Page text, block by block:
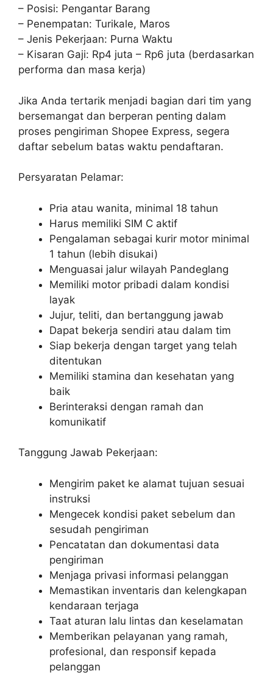
– Posisi: Pengantar Barang
– Penempatan: Turikale, Maros
– Jenis Pekerjaan: Purna Waktu
– Kisaran Gaji: Rp4 juta – Rp6 juta (berdasarkan
performa dan masa kerja)
Jika Anda tertarik menjadi bagian dari tim yang
bersemangat dan berperan penting dalam
proses pengiriman Shopee Express, segera
daftar sebelum batas waktu pendaftaran.
Persyaratan Pelamar:
Pria atau wanita, minimal 18 tahun
Harus memiliki SIM C aktif
Pengalaman sebagai kurir motor minimal
1 tahun (lebih disukai)
Menguasai jalur wilayah Pandeglang
Memiliki motor pribadi dalam kondisi
layak
Jujur, teliti, dan bertanggung jawab
Dapat bekerja sendiri atau dalam tim
Siap bekerja dengan target yang telah
ditentukan
Memiliki stamina dan kesehatan yang
baik
Berinteraksi dengan ramah dan
komunikatif
Tanggung Jawab Pekerjaan:
Mengirim paket ke alamat tujuan sesuai
instruksi
Mengecek kondisi paket sebelum dan
sesudah pengiriman
Pencatatan dan dokumentasi data
pengiriman
Menjaga privasi informasi pelanggan
Memastikan inventaris dan kelengkapan
kendaraan terjaga
Taat aturan lalu lintas dan keselamatan
Memberikan pelayanan yang ramah,
profesional, dan responsif kepada
pelanggan